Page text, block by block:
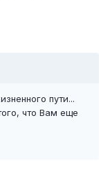
пути...
что Вам еще